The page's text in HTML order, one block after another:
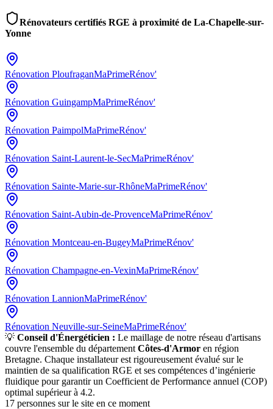
Rénovateurs certifiés RGE à proximité de La-Chapelle-sur-
Yonne
Rénovation PloufraganMaPrimeRénov'
Rénovation GuingampMaPrimeRénov'
Rénovation PaimpolMaPrimeRénov'
Rénovation Saint-Laurent-le-SecMaPrimeRénov'
Rénovation Sainte-Marie-sur-RhôneMaPrimeRénov'
Rénovation Saint-Aubin-de-ProvenceMaPrimeRénov'
Rénovation Montceau-en-BugeyMaPrimeRénov'
Rénovation Champagne-en-VexinMaPrimeRénov'
Rénovation LannionMaPrimeRénov'
Rénovation Neuville-sur-SeineMaPrimeRénov'
💡 Conseil d'Énergéticien : Le maillage de notre réseau d'artisans
couvre l'ensemble du département Côtes-d'Armor en région
Bretagne. Chaque installateur est rigoureusement évalué sur le
maintien de sa qualification RGE et ses compétences d’ingénierie
fluidique pour garantir un Coefficient de Performance annuel (COP)
optimal supérieur à 4.2.
17 personnes sur le site en ce moment